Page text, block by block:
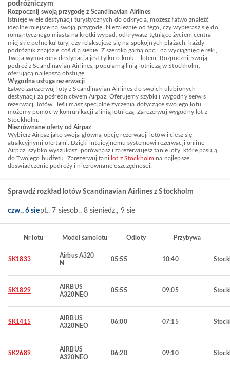
podróżniczym
Rozpocznij swoją przygodę z Scandinavian Airlines
Istnieje wiele destynacji turystycznych do odkrycia, możesz łatwo znaleźć
idealne miejsce na swoją przygodę. Niezależnie od tego, czy wybierasz się do
romantycznego miasta na krótki wypad, odkrywasz tętniące życiem centra
miejskie pełne kultury, czy relaksujesz się na spokojnych plażach, każdy
podróżnik znajdzie coś dla siebie. Z szeroką gamą opcji na wyciągnięcie ręki,
Twoja wymarzona destynacja jest tylko o krok – lotem. Rozpocznij swoją
podróż z Scandinavian Airlines, popularną linią lotniczą w Stockholm,
oferującą najlepszą obsługę.
Wygodna usługa rezerwacji
Łatwo zarezerwuj loty z Scandinavian Airlines do swoich ulubionych
destynacji za pośrednictwem Airpaz. Oferujemy szybki i wygodny serwis
rezerwacji lotów. Jeśli masz specjalne życzenia dotyczące swojego lotu,
możemy pomóc w komunikacji z linią lotniczą. Zarezerwuj wygodny lot z
Stockholm.
Niezrównane oferty od Airpaz
Wybierz Airpaz jako swoją główną opcję rezerwacji lotów i ciesz się
atrakcyjnymi ofertami. Dzięki intuicyjnemu systemowi rezerwacji online
Airpaz, szybko wyszukasz, porównasz i zarezerwujesz tanie loty, które pasują
do Twojego budżetu. Zarezerwuj tani lot z Stockholm na najlepsze
doświadczenie podróży i niezrównane oszczędności.
Sprawdź rozkład lotów Scandinavian Airlines z Stockholm
czw., 6 siept., 7 siesob., 8 sieniedz., 9 sie
Nr lotu Model samolotu Odloty Przybywa
SK1833
Airbus A320
N
05:55 10:40
SK1829
AIRBUS
A320NEO
05:55 09:05
SK1415
AIRBUS
A320NEO
06:00 07:15
SK2689
AIRBUS
A320NEO
06:20 09:10